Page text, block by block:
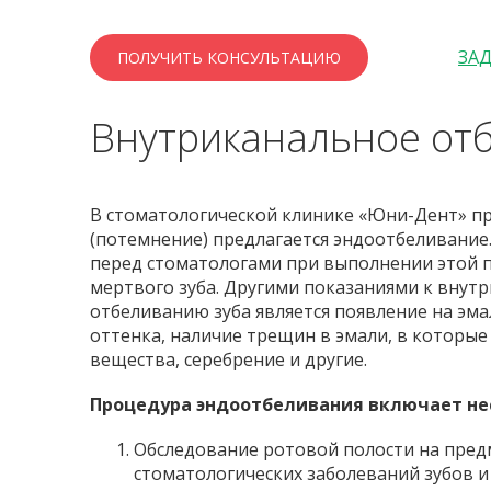
ПОЛУЧИТЬ КОНСУЛЬТАЦИЮ
Внутриканальное
В стоматологической клинике «Юни-Дент»
(потемнение) предлагается
перед стоматологами при выполнении этой
мертвого зуба. Другими показаниями к
отбеливанию зуба является появление на
оттенка, наличие трещин в эмали, в
вещества, серебрение и другие.
Процедура эндоотбеливания включает
Обследование ротовой полости на
стоматологических заболеваний зубов